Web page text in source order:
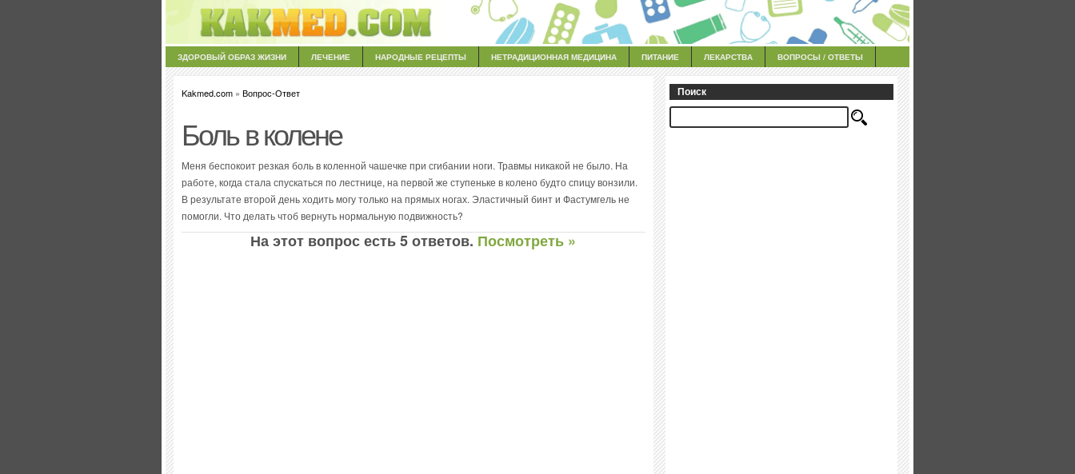
ЗДОРОВЫЙ ОБРАЗ ЖИЗНИ ЛЕЧЕНИЕ НАРОДНЫЕ РЕЦЕПТЫ НЕТРАДИЦИОННАЯ МЕДИЦИНА ПИТАНИЕ ЛЕКАРСТВА ВОПРОСЫ / ОТВЕТЫ
Kakmed.com » Вопрос-Ответ
Боль в колене
Меня беспокоит резкая боль в коленной чашечке при сгибании ноги. Травмы никакой не было. На
работе, когда стала спускаться по лестнице, на первой же ступеньке в колено будто спицу вонзили.
В результате второй день ходить могу только на прямых ногах. Эластичный бинт и Фастумгель не
помогли. Что делать чтоб вернуть нормальную подвижность?
На этот вопрос есть 5 ответов. Посмотреть »
Поиск